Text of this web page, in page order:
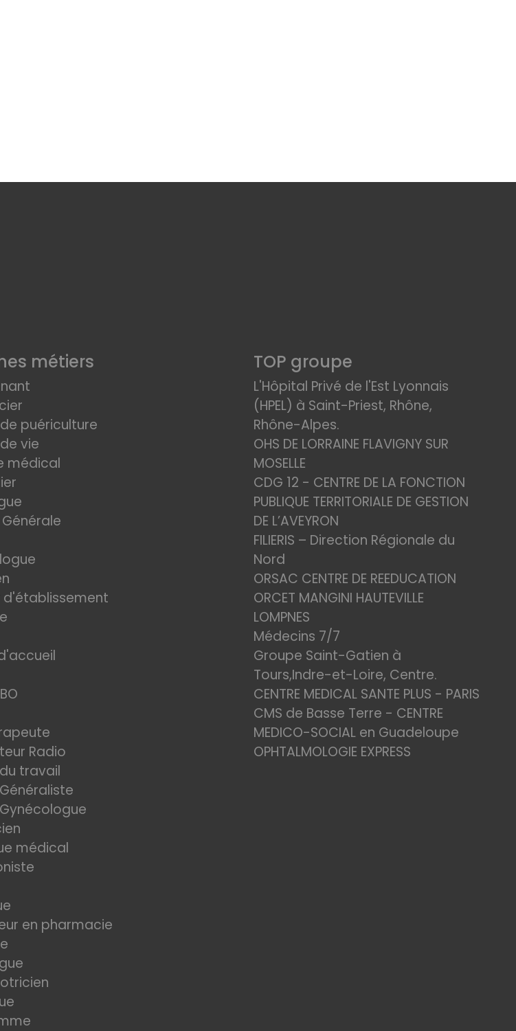
métiers
puériculture
vie
médical
d'établissement
Radio
travail
médical
en pharmacie
TOP groupe
L'Hôpital Privé de l'Est Lyonnais
(HPEL) à Saint-Priest, Rhône,
Rhône-Alpes.
OHS DE LORRAINE FLAVIGNY SUR
MOSELLE
CDG 12 - CENTRE DE LA FONCTION
PUBLIQUE TERRITORIALE DE GESTION
DE L’AVEYRON
FILIERIS – Direction Régionale du
Nord
ORSAC CENTRE DE REEDUCATION
ORCET MANGINI HAUTEVILLE
LOMPNES
Médecins 7/7
Groupe Saint-Gatien à
Tours,Indre-et-Loire, Centre.
CENTRE MEDICAL SANTE PLUS - PARIS
CMS de Basse Terre - CENTRE
MEDICO-SOCIAL en Guadeloupe
OPHTALMOLOGIE EXPRESS